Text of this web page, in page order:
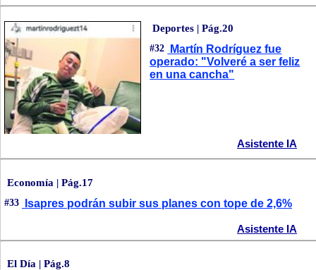
Deportes | Pág.20
#32
Martín Rodríguez fue
operado: "Volveré a ser feliz
en una cancha"
Asistente IA
Economía | Pág.17
#33 Isapres podrán subir sus planes con tope de 2,6%
Asistente IA
El Día | Pág.8